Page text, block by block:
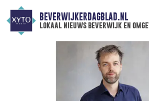
BEVERWIJKERDAGBLAD.NL
lokaal nieuws beverwijk en